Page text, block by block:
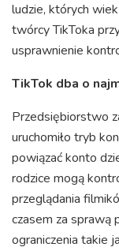
ludzie, których
twórcy TikToka
usprawnienie
TikTok dba o
Przedsiębiorstwo
uruchomiło tryb
powiązać konto
rodzice mogą
przeglądania
czasem za sprawą
ograniczenia takie